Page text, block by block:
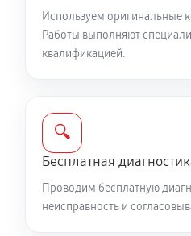
4050 руб
Обновление прошивки
Замена силового ключа
Ремонт системы
2700 руб
Используем оригинальные
Работы выполняют
квалификацией.
🔍
Бесплатная
Проводим бесплатную
неисправность и